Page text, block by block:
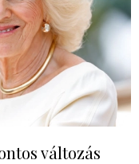
változás